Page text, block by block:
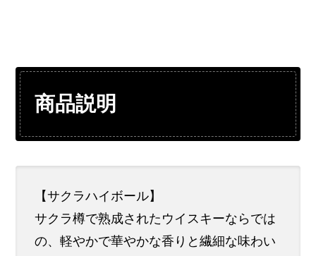
商品説明
【サクラハイボール】
サクラ樽で熟成されたウイスキーならでは
の、軽やかで華やかな香りと繊細な味わい